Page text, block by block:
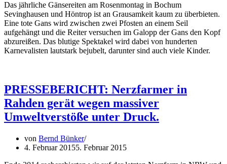
Das jährliche Gänsereiten am Rosenmontag in Bochum
Sevinghausen und Höntrop ist an Grausamkeit kaum zu überbieten.
Eine tote Gans wird zwischen zwei Pfosten an einem Seil
aufgehängt und die Reiter versuchen im Galopp der Gans den Kopf
abzureißen. Das blutige Spektakel wird dabei von hunderten
Karnevalisten lautstark bejubelt, darunter sind auch viele Kinder.
PRESSEBERICHT: Nerzfarmer in
Rahden gerät wegen massiver
Umweltverstöße unter Druck.
von Bernd Bünker
4. Februar 20155. Februar 2015